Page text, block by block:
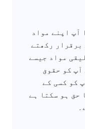
آپ اپنے مواد
برقرار رکھتے
مواد جیسے
آپ کو حقوق
کو کسی کے
حق ہو سکتا ہے